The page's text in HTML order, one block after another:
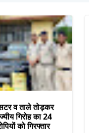
सटर व ताले तोड़कर
गिरोह का 24
को गिरफ्तार